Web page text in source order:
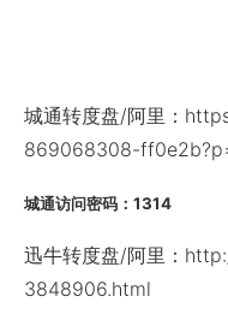
城通转度盘/阿里：
869068308-
城通访问密码：1314
迅牛转度盘/阿里：
3848906.html